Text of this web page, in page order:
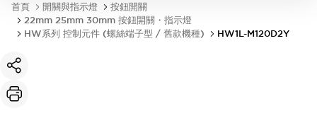
首頁 開關與指示燈
按鈕開關
22mm 25mm 30mm 按鈕開關・指示燈
HW系列 控制元件 (螺絲端子型 / 舊款機種)
HW1L-M120D2Y